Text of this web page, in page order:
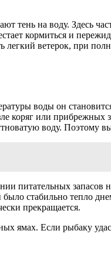
тень на воду. Здесь
кормиться и
легкий ветерок, при
воды он
коряг или
воду. Поэтому
питательных
стабильно тепло
прекращается.
ямах. Если рыбаку